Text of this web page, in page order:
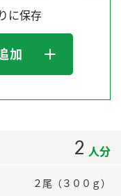
米飯用調味液
ム）
と
に保存
加
2 人分
２尾（３００ｇ）